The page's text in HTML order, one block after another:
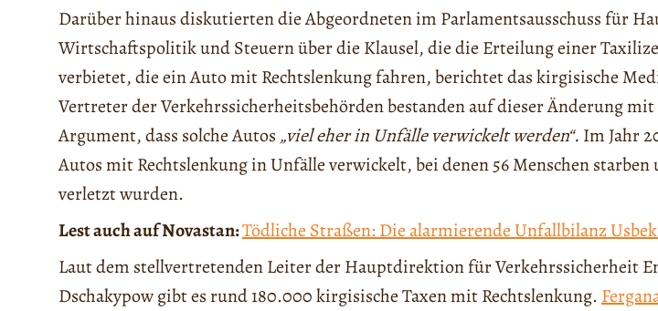
Darüber hinaus diskutierten die Abgeordneten im Parlamentsausschuss für
Wirtschaftspolitik und Steuern über die Klausel, die die Erteilung einer
verbietet, die ein Auto mit Rechtslenkung fahren, berichtet das kirgisische
Vertreter der Verkehrssicherheitsbehörden bestanden auf dieser Änderung mit
Argument, dass solche Autos „viel eher in Unfälle verwickelt werden“. Im Jahr
Autos mit Rechtslenkung in Unfälle verwickelt, bei denen 56 Menschen starben
verletzt wurden.
Lest auch auf Novastan:Tödliche Straßen: Die alarmierende Unfallbilanz
Laut dem stellvertretenden Leiter der Hauptdirektion für Verkehrssicherheit
Dschakypow gibt es rund 180.000 kirgisische Taxen mit Rechtslenkung.